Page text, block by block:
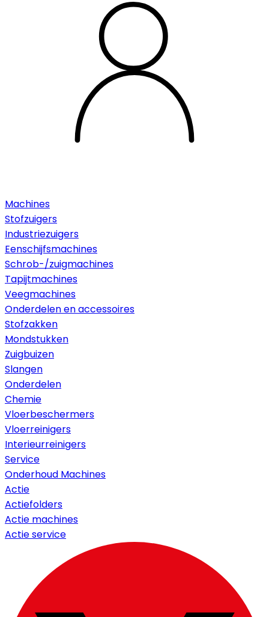
Machines
Stofzuigers
Industriezuigers
Eenschijfsmachines
Schrob-/zuigmachines
Tapijtmachines
Veegmachines
Onderdelen en accessoires
Stofzakken
Mondstukken
Zuigbuizen
Slangen
Onderdelen
Chemie
Vloerbeschermers
Vloerreinigers
Interieurreinigers
Service
Onderhoud Machines
Actie
Actiefolders
Actie machines
Actie service